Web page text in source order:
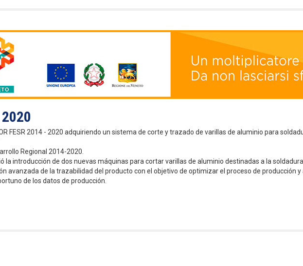
FESR 2014 - 2020 adquiriendo un sistema de corte y trazado de varillas de aluminio para
Regional 2014-2020.
la introducción de dos nuevas máquinas para cortar varillas de aluminio destinadas a la
avanzada de la trazabilidad del producto con el objetivo de optimizar el proceso de producción
de los datos de producción.